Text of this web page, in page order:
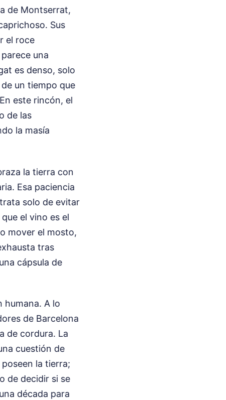
de Montserrat,
Sus
el roce
una
es denso, solo
un tiempo que
este rincón, el
de las
la masía
la tierra con
Esa paciencia
solo de evitar
el vino es el
mover el mosto,
tras
cápsula de
humana. A lo
de Barcelona
de cordura. La
cuestión de
la tierra;
de decidir si se
década para